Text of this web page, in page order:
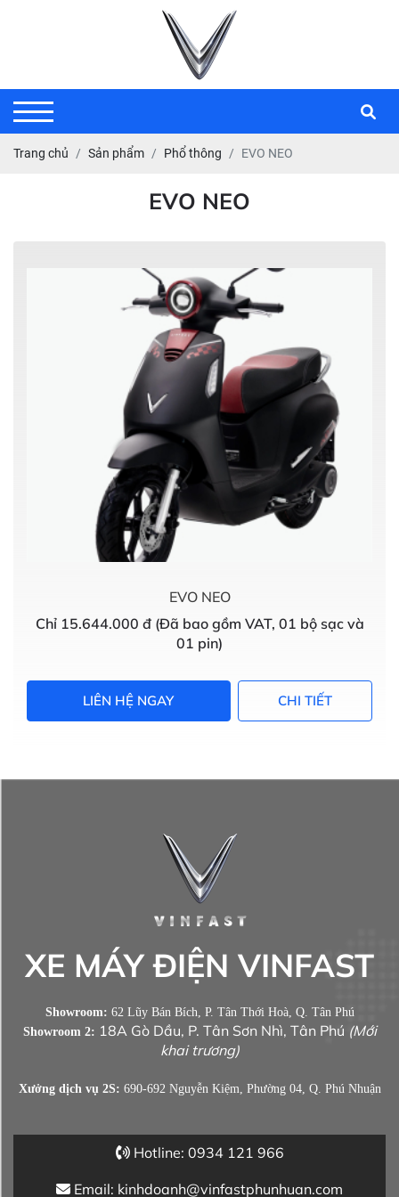
Trang chủ Sản phẩm Phổ thông EVO NEO
EVO NEO
EVO NEO
Chỉ 15.644.000 đ (Đã bao gồm VAT, 01 bộ sạc và
01 pin)
LIÊN HỆ NGAY CHI TIẾT
XE MÁY ĐIỆN VINFAST
Showroom: 62 Lũy Bán Bích, P. Tân Thới Hoà, Q. Tân Phú
Showroom 2: 18A Gò Dầu, P. Tân Sơn Nhì, Tân Phú (Mới
khai trương)
Xưởng dịch vụ 2S: 690-692 Nguyễn Kiệm, Phường 04, Q. Phú Nhuận
Hotline: 0934 121 966
Email: kinhdoanh@vinfastphunhuan.com